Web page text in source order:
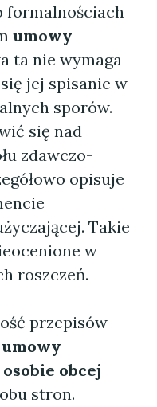
formalnościach
umowy
ta nie wymaga
jej spisanie w
sporów.
się nad
zdawczo-
opisuje
Takie
w
roszczeń.
przepisów
umowy
obcej
stron.